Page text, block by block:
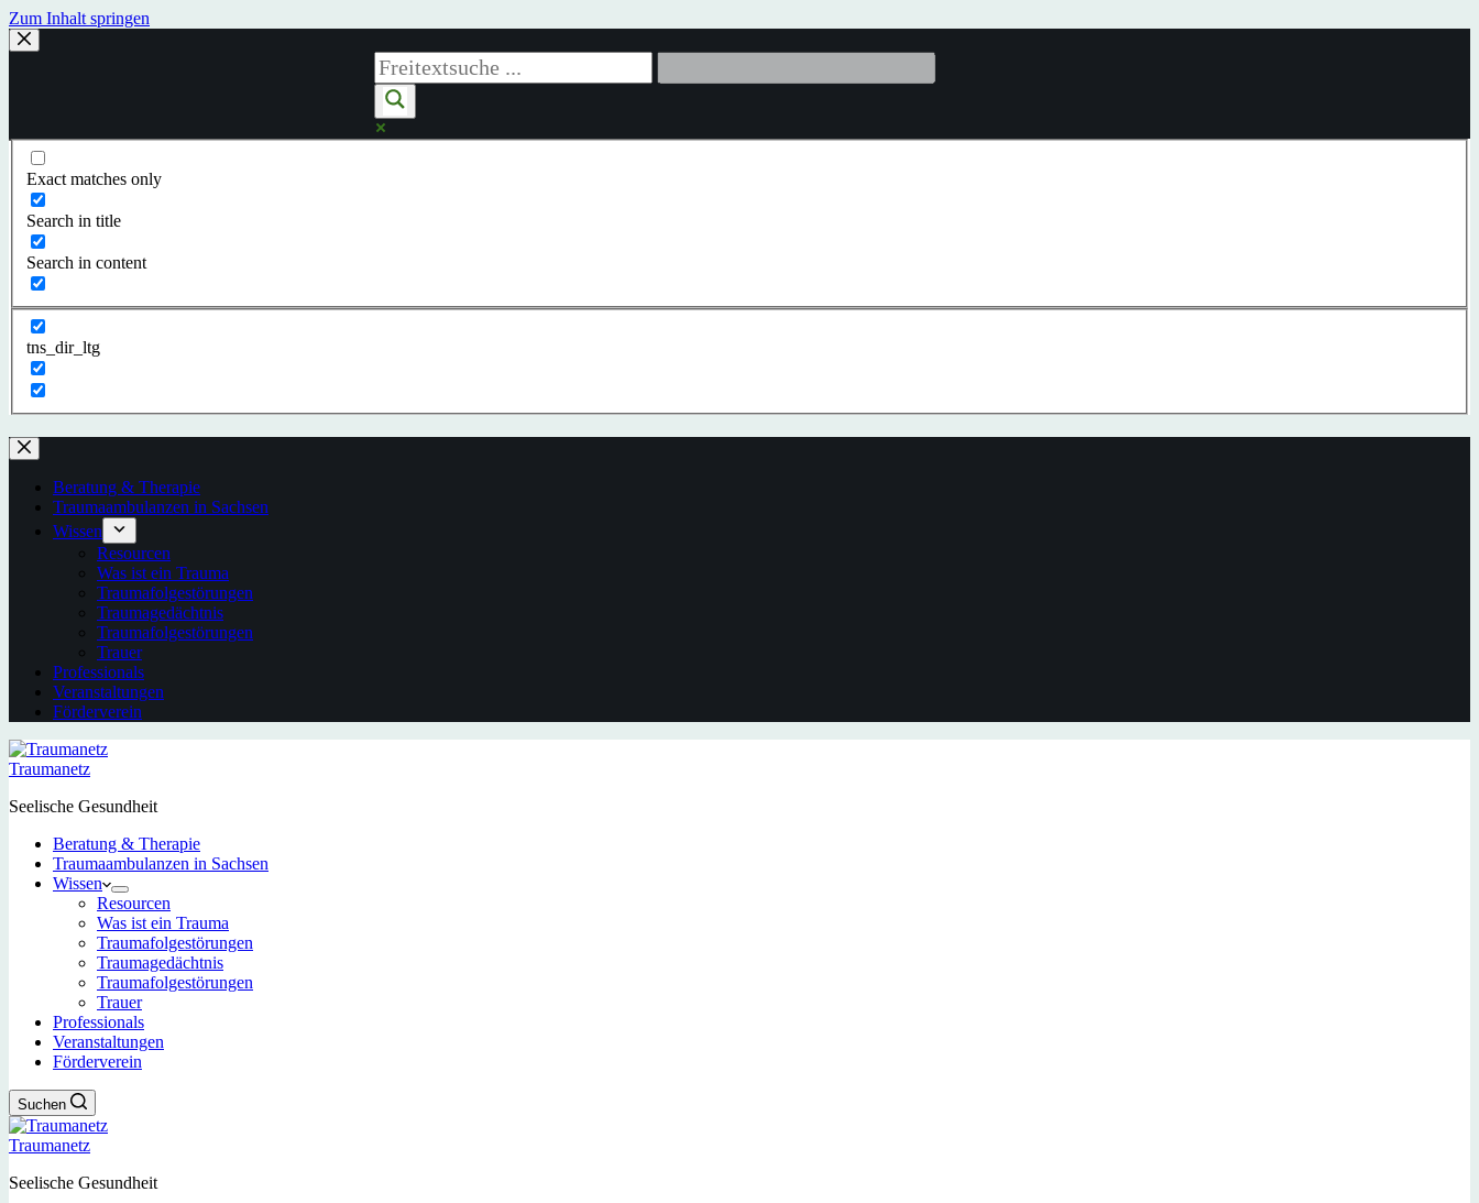
Zum Inhalt springen
Exact matches only
Search in title
Search in content
tns_dir_ltg
Beratung & Therapie
Traumaambulanzen in Sachsen
Wissen
Resourcen
Was ist ein Trauma
Traumafolgestörungen
Traumagedächtnis
Traumafolgestörungen
Trauer
Professionals
Veranstaltungen
Förderverein
Traumanetz
Seelische Gesundheit
Beratung & Therapie
Traumaambulanzen in Sachsen
Wissen
Resourcen
Was ist ein Trauma
Traumafolgestörungen
Traumagedächtnis
Traumafolgestörungen
Trauer
Professionals
Veranstaltungen
Förderverein
Suchen
Traumanetz
Seelische Gesundheit